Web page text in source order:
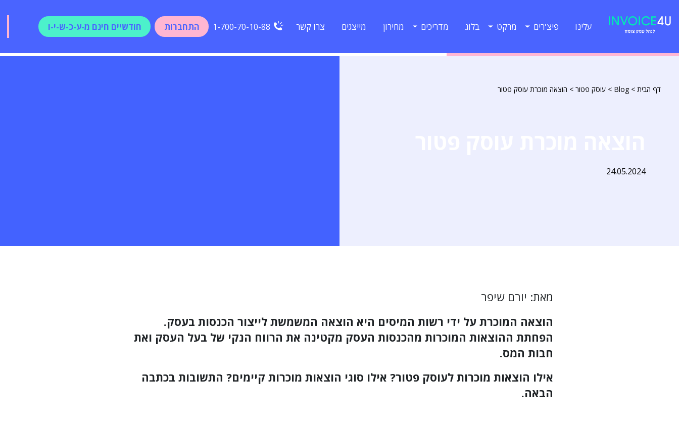
עלינו פיצ'רים מרקט בלוג מדריכים מחירון מייצגים צרו קשר 1-700-70-10-88 התחברות חודשיים חינם מ-ע-כ-ש-י-ו
דף הבית >
Blog
> עוסק פטור > הוצאה מוכרת עוסק פטור
24.05.2024
מאת: יורם שיפר
הוצאה המוכרת על ידי רשות המיסים היא הוצאה המשמשת לייצור הכנסות בעסק.
הפחתת ההוצאות המוכרות מהכנסות העסק מקטינה את הרווח הנקי של בעל העסק ואת
חבות המס.
אילו הוצאות מוכרות לעוסק פטור? אילו סוגי הוצאות מוכרות קיימים? התשובות בכתבה
הבאה.